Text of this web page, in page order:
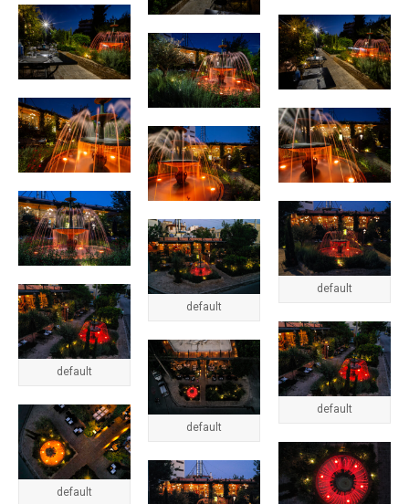
default
default
default
default
default
default